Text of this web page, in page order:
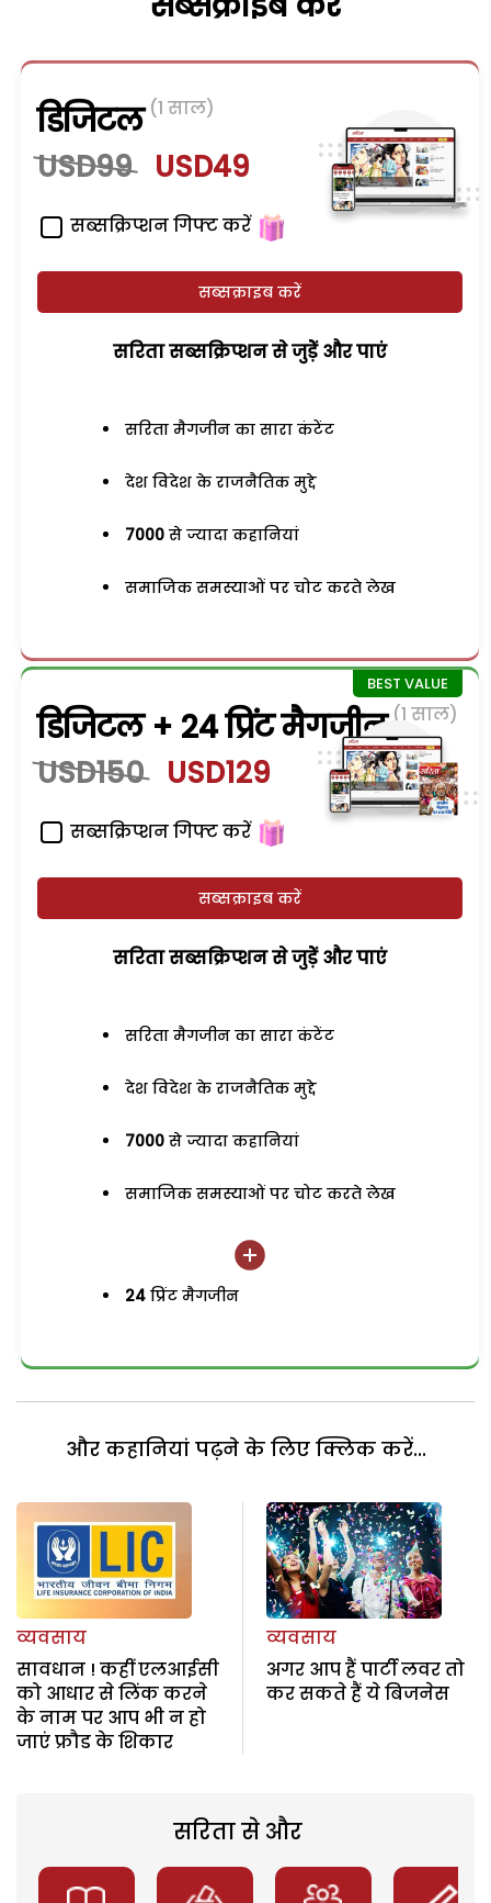
डिजिटल (1 साल)
USD99 USD49
सब्सक्रिप्शन गिफ्ट करें
सब्सक्राइब करें
सरिता सब्सक्रिप्शन से जुड़ेें और पाएं
सरिता मैगजीन का सारा कंटेंट
देश विदेश के राजनैतिक मुद्दे
7000 से ज्यादा कहानियां
समाजिक समस्याओं पर चोट करते लेख
डिजिटल + 24 प्रिंट मैगजीन (1 साल)
USD150 USD129
सब्सक्रिप्शन गिफ्ट करें
सब्सक्राइब करें
सरिता सब्सक्रिप्शन से जुड़ेें और पाएं
सरिता मैगजीन का सारा कंटेंट
देश विदेश के राजनैतिक मुद्दे
7000 से ज्यादा कहानियां
समाजिक समस्याओं पर चोट करते लेख
24 प्रिंट मैगजीन
और कहानियां पढ़ने के लिए क्लिक करें...
व्यवसाय
सावधान ! कहीं एलआईसी
को आधार से लिंक करने
के नाम पर आप भी न हो
जाएं फ्रौड के शिकार
व्यवसाय
अगर आप हैं पार्टी लवर तो
कर सकते हैं ये बिजनेस
सरिता से और